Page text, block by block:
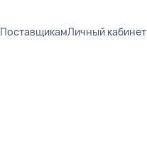
ПоставщикамЛичный кабинет